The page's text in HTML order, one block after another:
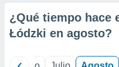
de¿Qué tiempo hace
Łódzki en agosto?